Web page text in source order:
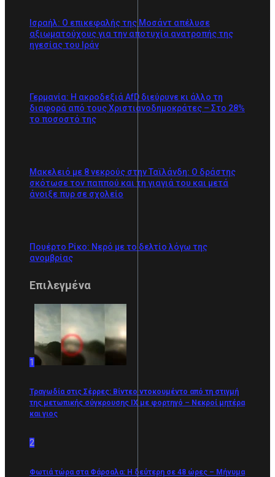
Ισραήλ: Ο επικεφαλής της Μοσάντ απέλυσε
αξιωματούχους για την αποτυχία ανατροπής της
ηγεσίας του Ιράν
Γερμανία: Η ακροδεξιά AfD διεύρυνε κι άλλο τη
διαφορά από τους Χριστιανοδημοκράτες – Στο 28%
το ποσοστό της
Μακελειό με 8 νεκρούς στην Ταϊλάνδη: Ο δράστης
σκότωσε τον παππού και τη γιαγιά του και μετά
άνοιξε πυρ σε σχολείο
Πουέρτο Ρίκο: Νερό με το δελτίο λόγω της
ανομβρίας
Επιλεγμένα
1
Τραγωδία στις Σέρρες: Βίντεο ντοκουμέντο από τη στιγμή
της μετωπικής σύγκρουσης ΙΧ με φορτηγό – Νεκροί μητέρα
και γιος
2
Φωτιά τώρα στα Φάρσαλα: Η δεύτερη σε 48 ώρες – Μήνυμα